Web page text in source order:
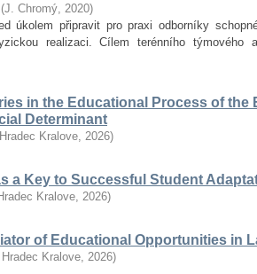
(J. Chromý, 2020)
úkolem připravit pro praxi odborníky
realizaci. Cílem terénního týmového
in the Educational Process of the
Determinant
Kralove, 2026)
a Key to Successful Student
Kralove, 2026)
of Educational Opportunities in
Kralove, 2026)